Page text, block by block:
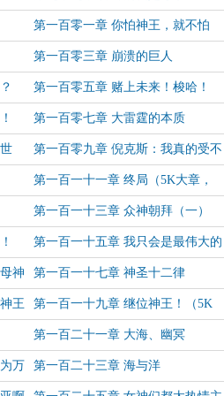
第一百零一章 你怕神王，就不怕
我？
第一百零三章 崩溃的巨人
第一百零五章 赌上未来！梭哈！
（月票加更）
第一百零七章 大雷霆的本质
第一百零九章 倪克斯：我真的受不
了了！
第一百一十一章 终局（5K大章，
含月票加更）
第一百一十三章 众神朝拜（一）
第一百一十五章 我只会是最伟大的
父神！（5K，加更啦！）
神 第一百一十七章 神圣十二律
王 第一百一十九章 继位神王！（5K
大章，月票加更）
第一百二十一章 大海、幽冥
万 第一百二十三章 海与洋